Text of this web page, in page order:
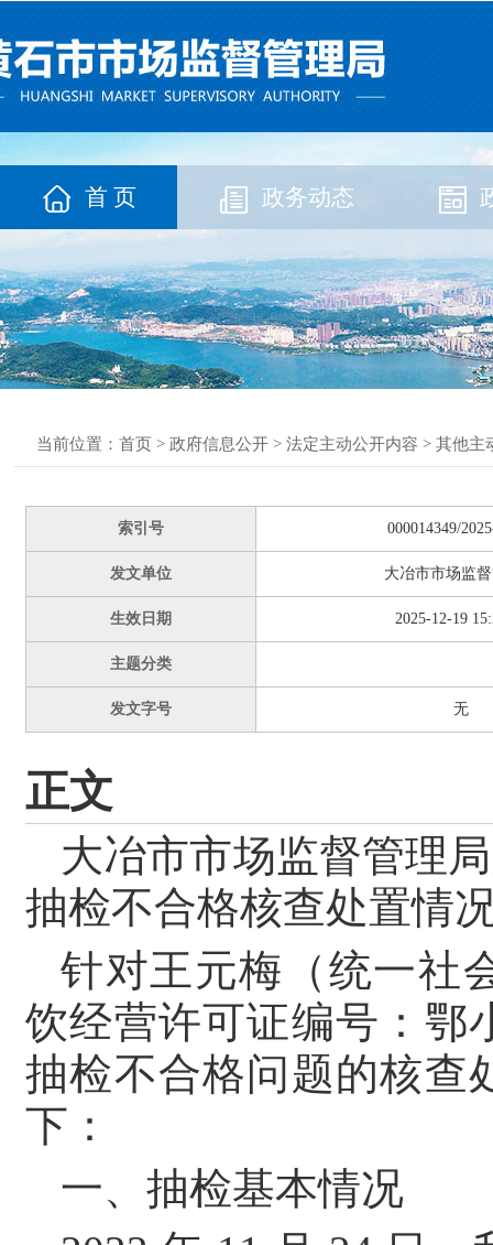
首 页 政务动态
当前位置： 首页 > 政府信息公开 > 法定主动公开内容 > 其他主
索引号 000014349/
发文单位 大冶市市场监
生效日期 2025-12-19
主题分类
发文字号 无
正文
大冶市市场监督管理局
抽检不合格核查处置情
针对王元梅（统一社
饮经营许可证编号：鄂
抽检不合格问题的核查
下：
一、抽检基本情况